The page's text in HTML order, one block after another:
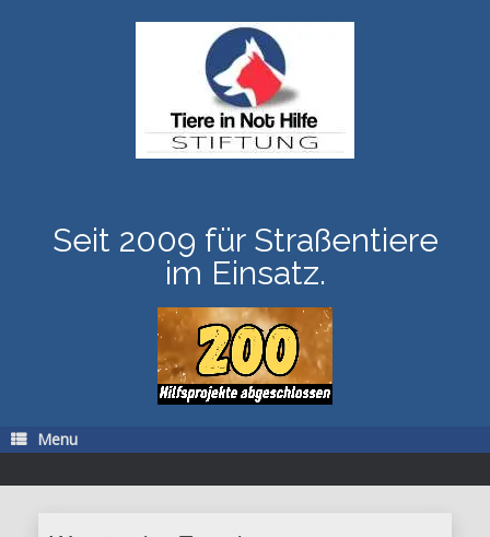
Seit 2009 für Straßentiere
im Einsatz.
Menu